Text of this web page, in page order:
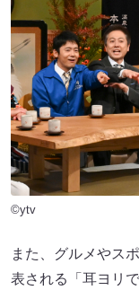
©ytv
また、グルメやス
表される「耳ヨリ